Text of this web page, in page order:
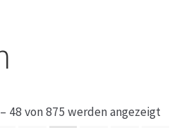
48 von 875 werden angezeigt